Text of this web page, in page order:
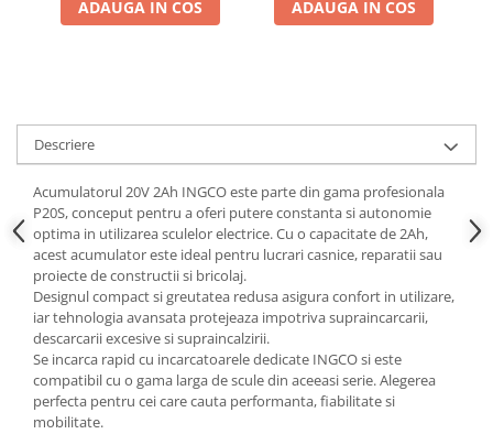
ADAUGA IN COS ADAUGA IN COS
Descriere
Acumulatorul 20V 2Ah INGCO este parte din gama profesionala
P20S, conceput pentru a oferi putere constanta si autonomie
optima in utilizarea sculelor electrice. Cu o capacitate de 2Ah,
acest acumulator este ideal pentru lucrari casnice, reparatii sau
proiecte de constructii si bricolaj.
Designul compact si greutatea redusa asigura confort in utilizare,
iar tehnologia avansata protejeaza impotriva supraincarcarii,
descarcarii excesive si supraincalzirii.
Se incarca rapid cu incarcatoarele dedicate INGCO si este
compatibil cu o gama larga de scule din aceeasi serie. Alegerea
perfecta pentru cei care cauta performanta, fiabilitate si
mobilitate.